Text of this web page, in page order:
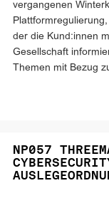
vergangenen
der die Kund:innen
Gesellschaft
Themen mit Bezug
NP057